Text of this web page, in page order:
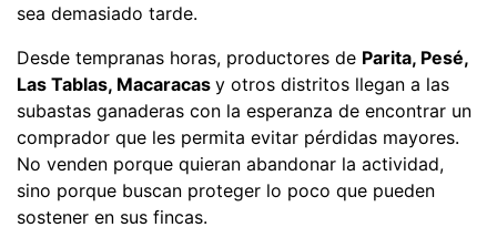
sea demasiado tarde.
Desde tempranas horas, productores de Parita, Pesé,
Las Tablas, Macaracas y otros distritos llegan a las
subastas ganaderas con la esperanza de encontrar un
comprador que les permita evitar pérdidas mayores.
No venden porque quieran abandonar la actividad,
sino porque buscan proteger lo poco que pueden
sostener en sus fincas.